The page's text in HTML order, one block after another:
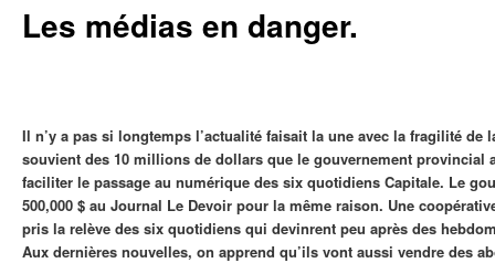
Les médias en danger.
Il n’y a pas si longtemps l’actualité faisait la une avec la fragilité de
souvient des 10 millions de dollars que le gouvernement provincial
faciliter le passage au numérique des six quotidiens Capitale. Le
500,000 $ au Journal Le Devoir pour la même raison. Une
pris la relève des six quotidiens qui devinrent peu après des
Aux dernières nouvelles, on apprend qu’ils vont aussi vendre des